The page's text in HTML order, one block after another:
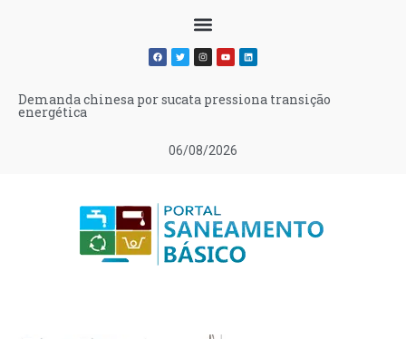
06/08/2026
Demanda chinesa por sucata pressiona transição
energética